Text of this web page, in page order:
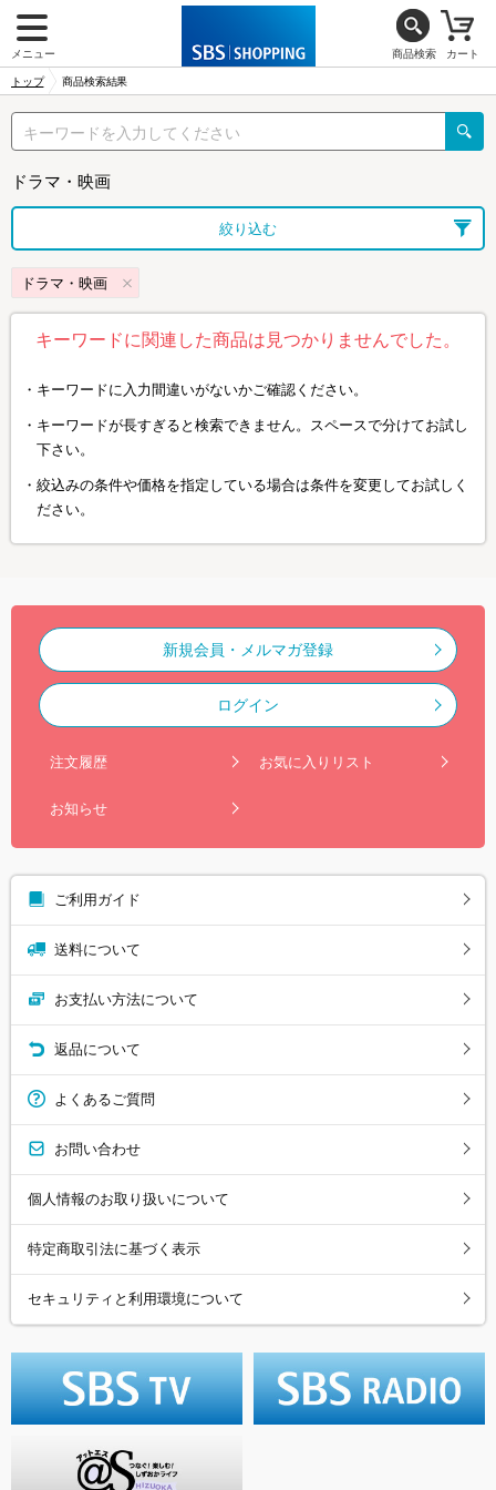
メニュー 商品検索 カート
トップ 商品検索結果
ドラマ・映画
絞り込む
ドラマ・映画
キーワードに関連した商品は見つかりませんでした。
キーワードに入力間違いがないかご確認ください。
キーワードが長すぎると検索できません。スペースで分けてお試し
下さい。
絞込みの条件や価格を指定している場合は条件を変更してお試しく
ださい。
新規会員・メルマガ登録
ログイン
注文履歴 お気に入りリスト
お知らせ
ご利用ガイド
送料について
お支払い方法について
返品について
よくあるご質問
お問い合わせ
個人情報のお取り扱いについて
特定商取引法に基づく表示
セキュリティと利用環境について